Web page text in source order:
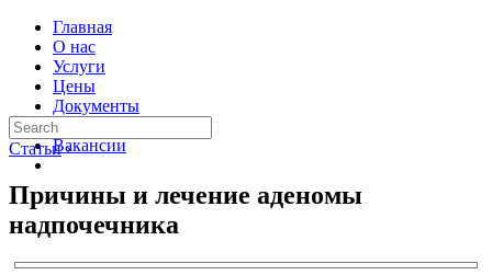
Главная
О нас
Услуги
Цены
Документы
Контакты
Вакансии
Статьи ›
Причины и лечение аденомы
надпочечника